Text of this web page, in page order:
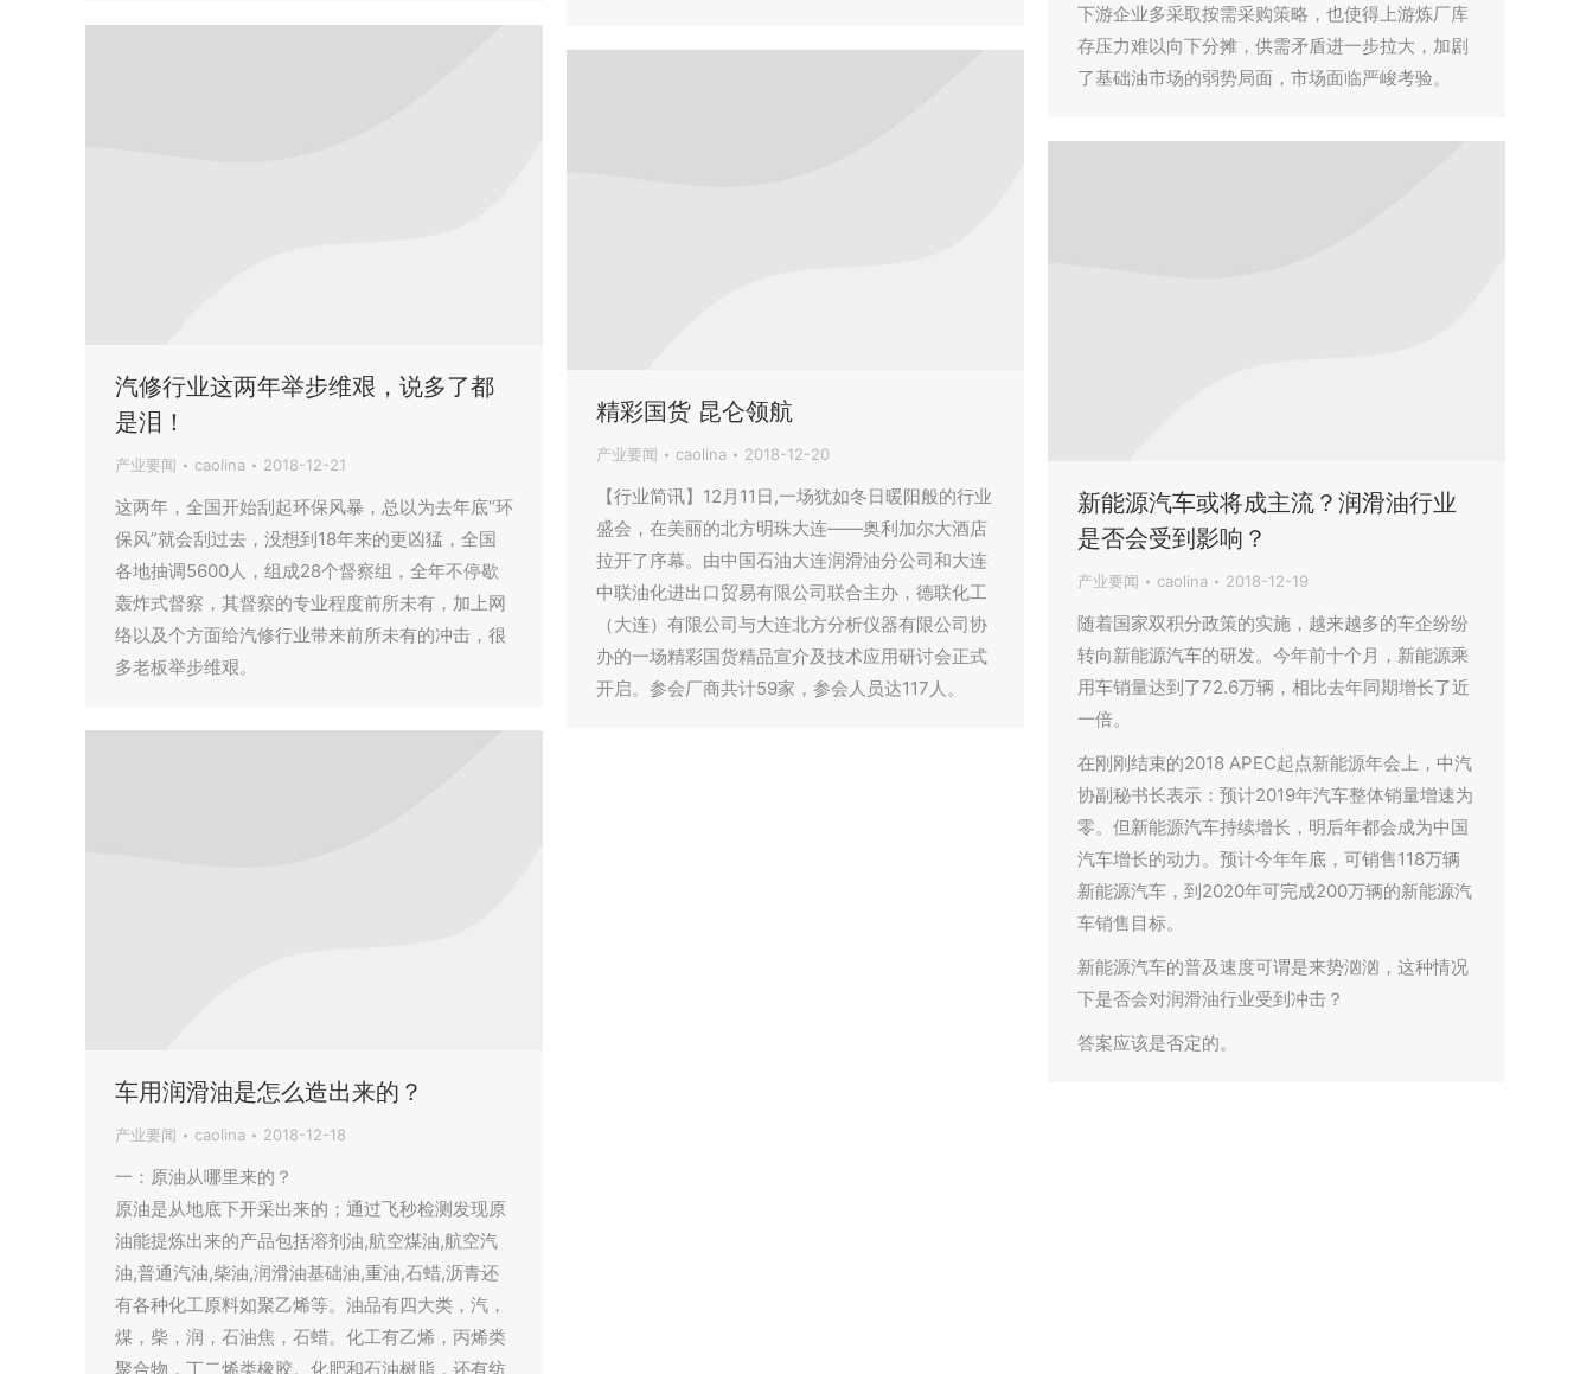
下游企业多采取按需采购策略，也使得上游炼厂库
存压力难以向下分摊，供需矛盾进一步拉大，加剧
了基础油市场的弱势局面，市场面临严峻考验。
汽修行业这两年举步维艰，说多了都
是泪！
产业要闻 caolina 2018-12-21
这两年，全国开始刮起环保风暴，总以为去年底“环
保风”就会刮过去，没想到18年来的更凶猛，全国
各地抽调5600人，组成28个督察组，全年不停歇
轰炸式督察，其督察的专业程度前所未有，加上网
络以及个方面给汽修行业带来前所未有的冲击，很
多老板举步维艰。
精彩国货 昆仑领航
产业要闻 caolina 2018-12-20
【行业简讯】12月11日,一场犹如冬日暖阳般的行业
盛会，在美丽的北方明珠大连——奥利加尔大酒店
拉开了序幕。由中国石油大连润滑油分公司和大连
中联油化进出口贸易有限公司联合主办，德联化工
（大连）有限公司与大连北方分析仪器有限公司协
办的一场精彩国货精品宣介及技术应用研讨会正式
开启。参会厂商共计59家，参会人员达117人。
新能源汽车或将成主流？润滑油行业
是否会受到影响？
产业要闻 caolina 2018-12-19
随着国家双积分政策的实施，越来越多的车企纷纷
转向新能源汽车的研发。今年前十个月，新能源乘
用车销量达到了72.6万辆，相比去年同期增长了近
一倍。
在刚刚结束的2018 APEC起点新能源年会上，中汽
协副秘书长表示：预计2019年汽车整体销量增速为
零。但新能源汽车持续增长，明后年都会成为中国
汽车增长的动力。预计今年年底，可销售118万辆
新能源汽车，到2020年可完成200万辆的新能源汽
车销售目标。
新能源汽车的普及速度可谓是来势汹汹，这种情况
下是否会对润滑油行业受到冲击？
答案应该是否定的。
车用润滑油是怎么造出来的？
产业要闻 caolina 2018-12-18
一：原油从哪里来的？
原油是从地底下开采出来的；通过飞秒检测发现原
油能提炼出来的产品包括溶剂油,航空煤油,航空汽
油,普通汽油,柴油,润滑油基础油,重油,石蜡,沥青还
有各种化工原料如聚乙烯等。油品有四大类，汽，
煤，柴，润，石油焦，石蜡。化工有乙烯，丙烯类
聚合物，丁二烯类橡胶。化肥和石油树脂，还有纺